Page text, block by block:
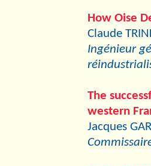
How Oise
Claude
Ingénieur
The
western
Jacques